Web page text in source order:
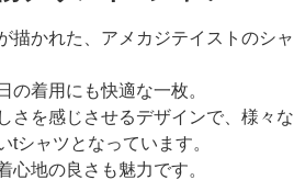
描かれた、アメカジテイストのシャ
の着用にも快適な一枚。
さを感じさせるデザインで、様々な
tシャツとなっています。
心地の良さも魅力です。